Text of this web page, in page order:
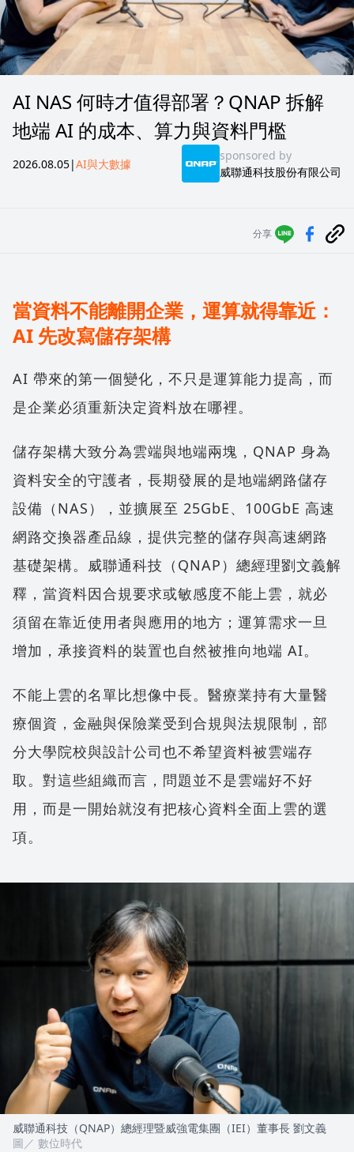
AI NAS 何時才值得部署？QNAP 拆解
地端 AI 的成本、算力與資料門檻
2026.08.05|AI與大數據
sponsored by
威聯通科技股份有限公司
分享
當資料不能離開企業，運算就得靠近：
AI 先改寫儲存架構
AI 帶來的第一個變化，不只是運算能力提高，而
是企業必須重新決定資料放在哪裡。
儲存架構大致分為雲端與地端兩塊，QNAP 身為
資料安全的守護者，長期發展的是地端網路儲存
設備（NAS），並擴展至 25GbE、100GbE 高速
網路交換器產品線，提供完整的儲存與高速網路
基礎架構。威聯通科技（QNAP）總經理劉文義解
釋，當資料因合規要求或敏感度不能上雲，就必
須留在靠近使用者與應用的地方；運算需求一旦
增加，承接資料的裝置也自然被推向地端 AI。
不能上雲的名單比想像中長。醫療業持有大量醫
療個資，金融與保險業受到合規與法規限制，部
分大學院校與設計公司也不希望資料被雲端存
取。對這些組織而言，問題並不是雲端好不好
用，而是一開始就沒有把核心資料全面上雲的選
項。
威聯通科技（QNAP）總經理暨威強電集團（IEI）董事長 劉文義
圖／ 數位時代